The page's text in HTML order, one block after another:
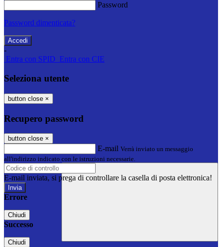
Password
Password dimenticata?
-
Entra con SPID Entra con CIE
Seleziona utente
button close ×
Recupero password
button close ×
E-mail Verrà inviato un messaggio
all'indirizzo indicato con le istruzioni necessarie.
E-mail inviata, si prega di controllare la casella di posta elettronica!
Errore
Chiudi
Successo
Chiudi